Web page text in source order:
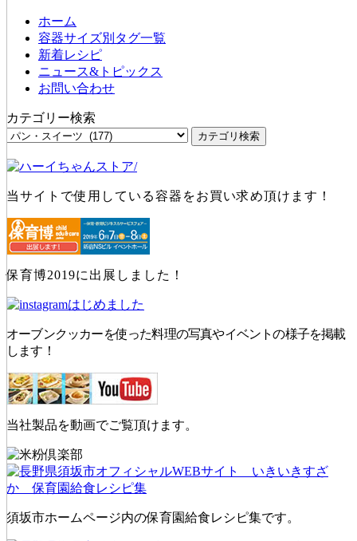
ホーム
容器サイズ別タグ一覧
新着レシピ
ニュース&トピックス
お問い合わせ
カテゴリー検索
当サイトで使用している容器をお買い求め頂けます！
保育博2019に出展しました！
オーブンクッカーを使った料理の写真やイベントの様子を掲載
します！
当社製品を動画でご覧頂けます。
須坂市ホームページ内の保育園給食レシピ集です。